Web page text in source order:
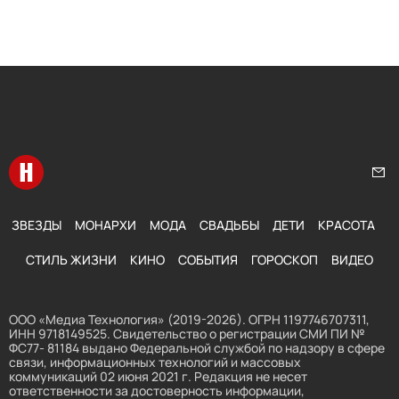
Перейти на главную
ЗВЕЗДЫ МОНАРХИ МОДА СВАДЬБЫ ДЕТИ КРАСОТА
СТИЛЬ ЖИЗНИ КИНО СОБЫТИЯ ГОРОСКОП ВИДЕО
ООО «Медиа Технология» (2019-2026). ОГРН 1197746707311,
ИНН 9718149525. Свидетельство о регистрации СМИ ПИ №
ФС77- 81184 выдано Федеральной службой по надзору в сфере
связи, информационных технологий и массовых
коммуникаций 02 июня 2021 г. Редакция не несет
ответственности за достоверность информации,